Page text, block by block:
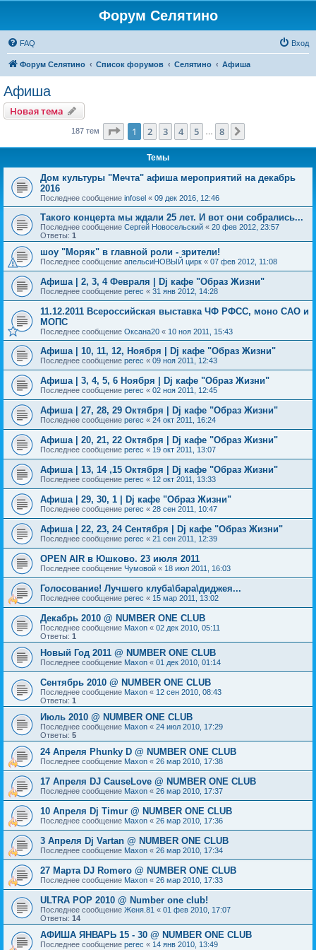
Форум Селятино
FAQ Вход
Форум Селятино Список форумов Селятино Афиша
Афиша
Новая тема
187 тем Страница из
1 2 3 4 5 8
Темы
Дом культуры "Мечта" афиша мероприятий на декабрь
2016
Последнее сообщение infosel « 09 дек 2016, 12:46
Такого концерта мы ждали 25 лет. И вот они собрались...
Последнее сообщение Сергей Новосельский « 20 фев 2012, 23:57
Ответы: 1
шоу "Моряк" в главной роли - зрители!
Последнее сообщение апельсиНОВЫЙ цирк « 07 фев 2012, 11:08
Афиша | 2, 3, 4 Февраля | Dj кафе "Образ Жизни"
Последнее сообщение perec « 31 янв 2012, 14:28
11.12.2011 Всероссийская выставка ЧФ РФСС, моно САО и
МОПС
Последнее сообщение Оксана20 « 10 ноя 2011, 15:43
Афиша | 10, 11, 12, Ноября | Dj кафе "Образ Жизни"
Последнее сообщение perec « 09 ноя 2011, 12:43
Афиша | 3, 4, 5, 6 Ноября | Dj кафе "Образ Жизни"
Последнее сообщение perec « 02 ноя 2011, 12:45
Афиша | 27, 28, 29 Октября | Dj кафе "Образ Жизни"
Последнее сообщение perec « 24 окт 2011, 16:24
Афиша | 20, 21, 22 Октября | Dj кафе "Образ Жизни"
Последнее сообщение perec « 19 окт 2011, 13:07
Афиша | 13, 14 ,15 Октября | Dj кафе "Образ Жизни"
Последнее сообщение perec « 12 окт 2011, 13:33
Афиша | 29, 30, 1 | Dj кафе "Образ Жизни"
Последнее сообщение perec « 28 сен 2011, 10:47
Афиша | 22, 23, 24 Сентября | Dj кафе "Образ Жизни"
Последнее сообщение perec « 21 сен 2011, 12:39
OPEN AIR в Юшково. 23 июля 2011
Последнее сообщение Чумовой « 18 июл 2011, 16:03
Голосование! Лучшего клуба\бара\диджея...
Последнее сообщение perec « 15 мар 2011, 13:02
Декабрь 2010 @ NUMBER ONE CLUB
Последнее сообщение Maxon « 02 дек 2010, 05:11
Ответы: 1
Новый Год 2011 @ NUMBER ONE CLUB
Последнее сообщение Maxon « 01 дек 2010, 01:14
Сентябрь 2010 @ NUMBER ONE CLUB
Последнее сообщение Maxon « 12 сен 2010, 08:43
Ответы: 1
Июль 2010 @ NUMBER ONE CLUB
Последнее сообщение Maxon « 24 июл 2010, 17:29
Ответы: 5
24 Апреля Phunky D @ NUMBER ONE CLUB
Последнее сообщение Maxon « 26 мар 2010, 17:38
17 Апреля DJ CauseLove @ NUMBER ONE CLUB
Последнее сообщение Maxon « 26 мар 2010, 17:37
10 Апреля Dj Timur @ NUMBER ONE CLUB
Последнее сообщение Maxon « 26 мар 2010, 17:36
3 Апреля Dj Vartan @ NUMBER ONE CLUB
Последнее сообщение Maxon « 26 мар 2010, 17:34
27 Марта DJ Romero @ NUMBER ONE CLUB
Последнее сообщение Maxon « 26 мар 2010, 17:33
ULTRA POP 2010 @ Number one club!
Последнее сообщение Женя.81 « 01 фев 2010, 17:07
Ответы: 14
АФИША ЯНВАРЬ 15 - 30 @ NUMBER ONE CLUB
Последнее сообщение perec « 14 янв 2010, 13:49